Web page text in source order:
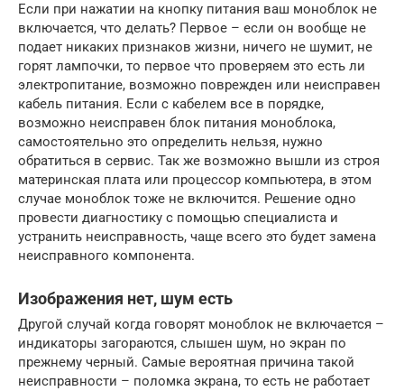
Если при нажатии на кнопку питания ваш моноблок не
включается, что делать? Первое – если он вообще не
подает никаких признаков жизни, ничего не шумит, не
горят лампочки, то первое что проверяем это есть ли
электропитание, возможно поврежден или неисправен
кабель питания. Если с кабелем все в порядке,
возможно неисправен блок питания моноблока,
самостоятельно это определить нельзя, нужно
обратиться в сервис. Так же возможно вышли из строя
материнская плата или процессор компьютера, в этом
случае моноблок тоже не включится. Решение одно
провести диагностику с помощью специалиста и
устранить неисправность, чаще всего это будет замена
неисправного компонента.
Изображения нет, шум есть
Другой случай когда говорят моноблок не включается –
индикаторы загораются, слышен шум, но экран по
прежнему черный. Самые вероятная причина такой
неисправности – поломка экрана, то есть не работает